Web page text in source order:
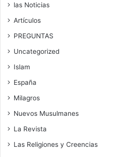
las Noticias
Artículos
PREGUNTAS
Uncategorized
Islam
España
Milagros
Nuevos Musulmanes
La Revista
Las Religiones y Creencias